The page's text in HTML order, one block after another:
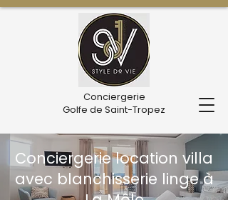
Conciergerie
Golfe de Saint-Tropez
Conciergerie location villa
avec blanchisserie linge à